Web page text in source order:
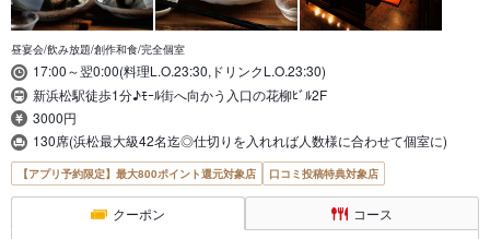
昼宴会/飲み放題/創作和食/完全個室
17:00～翌0:00(料理L.O.23:30,ドリンクL.O.23:30)
新浜松駅徒歩1分♪ﾓｰﾙ街へ向かう入口の花柳ﾋﾞﾙ2F
3000円
130席(浜松最大級42名迄◎仕切りを入れれば人数様に合わせて個室に)
【アプリ予約限定】最大800ポイント還元対象店 口コミ投稿特典対象店
クーポン コース